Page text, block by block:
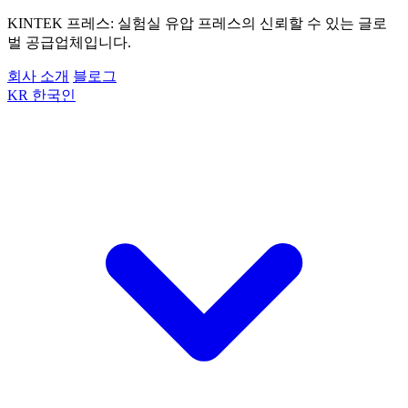
KINTEK 프레스: 실험실 유압 프레스의 신뢰할 수 있는 글로
벌 공급업체입니다.
회사 소개 블로그
KR 한국인